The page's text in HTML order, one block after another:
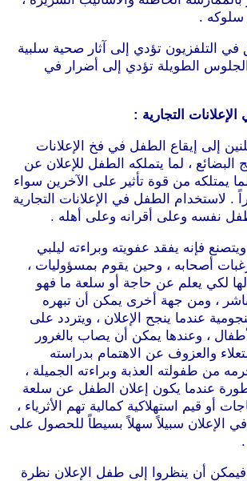
سلوكه .
في التلفزيون تؤدي إلى آثار صحية سلبية
الطويلة تؤدي إلى أضرار في
التجارية :
إلى إيقاع الطفل في فخ الإعلانات
البضائع ، لما يتملكه الطفل للإعلان عن
يمتلكه من قوة تأثير على الآخرين سواء
. لاستخدام الطفل في الإعلانات التجارية
نفسه وعلى أقرانه وعلى أهله .
فإنه يفقد عفويته وبراءته ليلبي
أصحابه ، وحين يقوم بمسؤوليات ،
لكي يعلم عن حاجة أو سلعة ما فهو
، ومن جهة أخرى يمكن أن تبهره
عندما ينجح الإعلان ، ويتردد على
، وعندها يمكن أن يصاب بالغرور
والعزوف عن الاهتمام بدراسته
من طفولته العذبة وبراءته الجميلة ،
عندما يكون إعلان الطفل عن سلعة
أو قيم استهلاكية كمالية تهم الأثرياء ،
الإعلان سبيلاً سهلاً بسيطاً للحصول على
فيمكن أن ينظروا إلى طفل الإعلان نظرة